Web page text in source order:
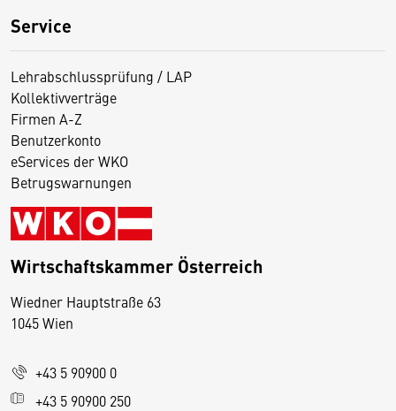
Service
Lehrabschlussprüfung / LAP
Kollektivverträge
Firmen A-Z
Benutzerkonto
eServices der WKO
Betrugswarnungen
Wirtschaftskammer Österreich
Wiedner Hauptstraße 63
1045 Wien
+43 5 90900 0
+43 5 90900 250
D
s
e